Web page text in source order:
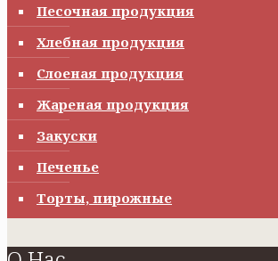
Песочная продукция
Хлебная продукция
Слоеная продукция
Жареная продукция
Закуски
Печенье
Торты, пирожные